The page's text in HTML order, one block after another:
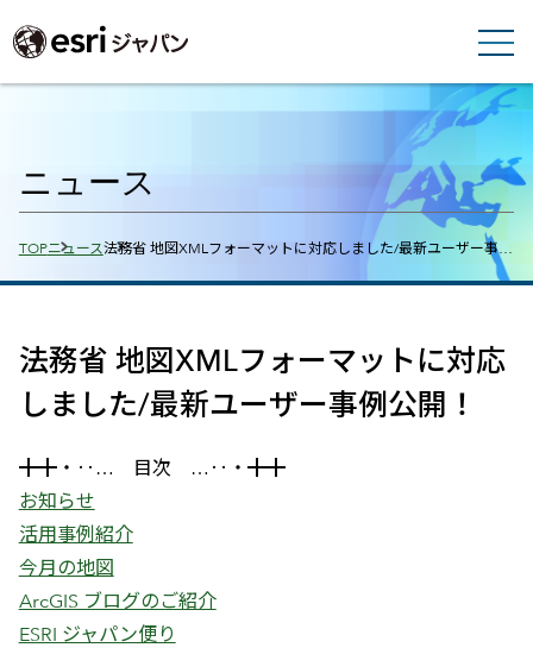
ニュース
Breadcrumbs
TOPニュース法務省 地図XMLフォーマットに対応しました/最新ユーザー事…
法務省 地図XMLフォーマットに対応
しました/最新ユーザー事例公開！
╋╋・‥… 目次 …‥・╋╋
お知らせ
活用事例紹介
今月の地図
ArcGIS ブログのご紹介
ESRI ジャパン便り